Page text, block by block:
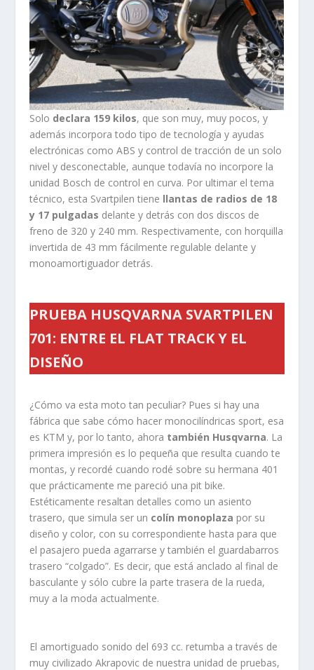
Solo declara 159 kilos, que son muy, muy pocos, y
además incorpora todo tipo de tecnología y ayudas
electrónicas como ABS y control de tracción de un solo
nivel y desconectable, aunque todavía no incorpore la
unidad Bosch de control en curva. Por ultimar el tema
técnico, esta Svartpilen tiene llantas de radios de 18
y 17 pulgadas delante y detrás con dos discos de
freno de 320 y 240 mm. Respectivamente, con horquilla
invertida de 43 mm fácilmente regulable delante y
monoamortiguador detrás.
PRUEBA HUSQVARNA SVARTPILEN
701: ENTRE EL FLAT TRACK Y EL
DISEÑO
¿Cómo va esta moto tan peculiar? Pues si hay una
fábrica que sabe cómo hacer monocilíndricas sport, esa
es KTM y, por lo tanto, ahora también Husqvarna. La
primera impresión es lo pequeña que resulta cuando te
montas, y recordé cuando rodé sobre su hermana 401
que prácticamente me pareció una pit bike.
Estéticamente resaltan detalles como un asiento
trasero, que simula ser un colín monoplaza por su
diseño y color, con su correspondiente hasta para que
el pasajero pueda agarrarse y también el guardabarros
trasero “colgado”. Es decir, que está anclado al final de
basculante y sólo cubre la parte trasera de la rueda,
muy a la moda actualmente.
El amortiguado sonido del 693 cc. retumba a través de
muy civilizado Akrapovic de nuestra unidad de pruebas,